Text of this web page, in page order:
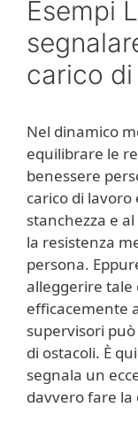
Esempi
carico di
Nel dinamico
equilibrare le
benessere
carico di
stanchezza e
la resistenza
persona.
alleggerire tale
efficacemente
supervisori
di ostacoli. È
segnala un
davvero fare